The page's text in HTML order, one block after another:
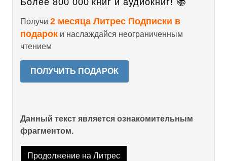
Более 800 000 книг и аудиокниг! 📚
Получи 2 месяца Литрес Подписки в
подарок и наслаждайся неограниченным
чтением
ПОЛУЧИТЬ ПОДАРОК
Данный текст является ознакомительным
фрагментом.
Продолжение на Литрес